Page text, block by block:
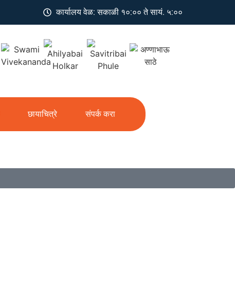
कार्यालय वेळ: सकाळी १०:०० ते सायं. ५:००
छायाचित्रे संपर्क करा